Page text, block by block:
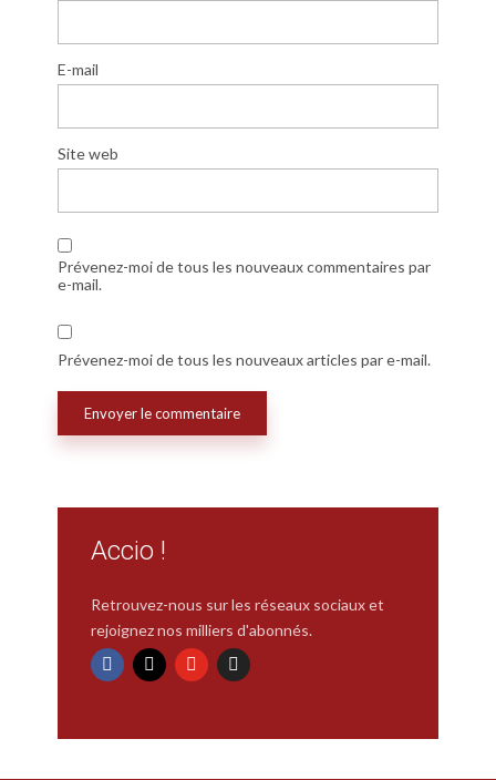
E-mail
Site web
Prévenez-moi de tous les nouveaux commentaires par
e-mail.
Prévenez-moi de tous les nouveaux articles par e-mail.
Accio !
Retrouvez-nous sur les réseaux sociaux et
rejoignez nos milliers d'abonnés.